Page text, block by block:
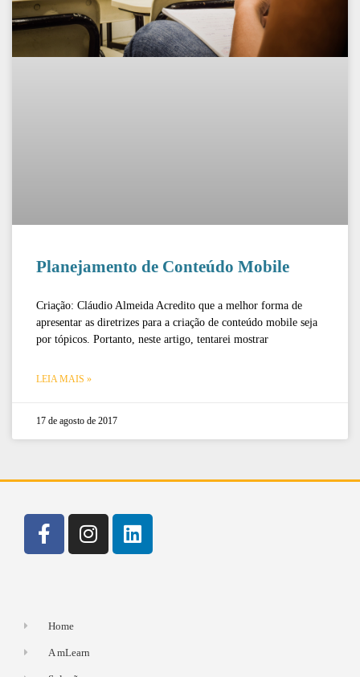
Planejamento de Conteúdo Mobile
Criação: Cláudio Almeida Acredito que a melhor forma de
apresentar as diretrizes para a criação de conteúdo mobile seja
por tópicos. Portanto, neste artigo, tentarei mostrar
LEIA MAIS »
17 de agosto de 2017
Home
A mLearn